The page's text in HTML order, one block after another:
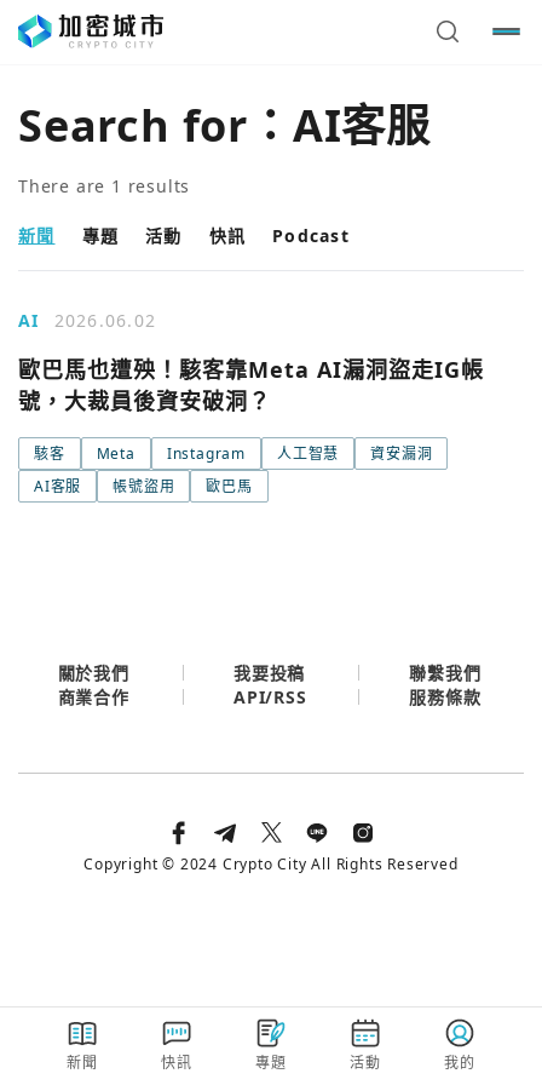
Search for： AI客服
There are 1 results
新聞 專題 活動 快訊 Podcast
AI 2026.06.02
歐巴馬也遭殃！駭客靠Meta AI漏洞盜走IG帳
號，大裁員後資安破洞？
駭客 Meta Instagram 人工智慧
資安漏洞
AI客服
帳號盜用 歐巴馬
使用以下帳號繼續
城市
新聞 快訊 專題 活動 我的
關於我們 我要投稿
聯繫我們
商業合作
API/RSS 服務條款
Copyright © 2024 Crypto City All Rights Reserved